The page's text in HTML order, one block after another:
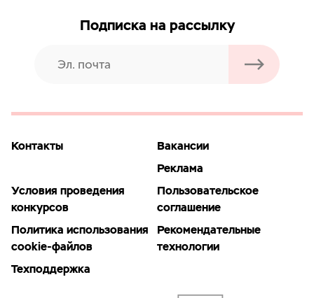
Подписка на рассылку
Контакты
Вакансии
Реклама
Условия проведения
конкурсов
Пользовательское
соглашение
Политика использования
cookie-файлов
Рекомендательные
технологии
Техподдержка